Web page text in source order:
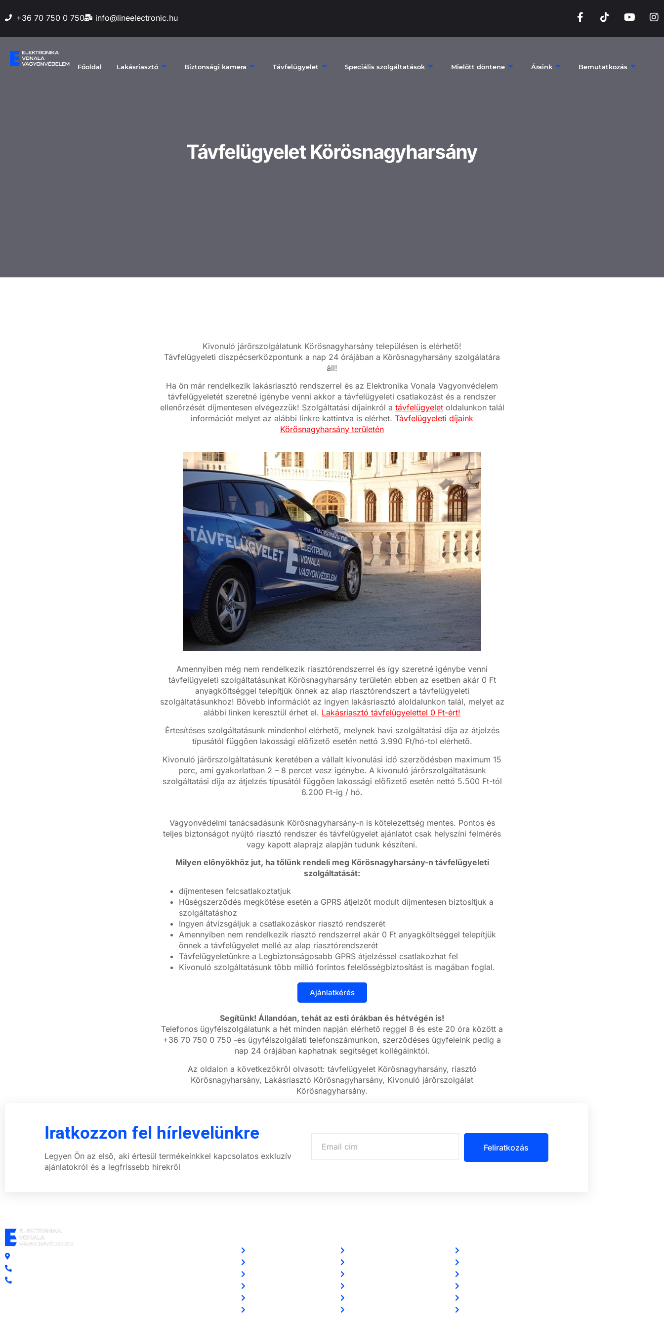
+36 70 750 0 750 info@lineelectronic.hu
Főoldal Lakásriasztó Biztonsági kamera Távfelügyelet Speciális szolgáltatások Mielőtt döntene Áraink Bemutatkozás
Távfelügyelet Körösnagyharsány
Kivonuló járőrszolgálatunk Körösnagyharsány településen is elérhető!
Távfelügyeleti diszpécserközpontunk a nap 24 órájában a Körösnagyharsány szolgálatára
áll!
Ha ön már rendelkezik lakásriasztó rendszerrel és az Elektronika Vonala Vagyonvédelem
távfelügyeletét szeretné igénybe venni akkor a távfelügyeleti csatlakozást és a rendszer
ellenőrzését díjmentesen elvégezzük! Szolgáltatási díjainkról a távfelügyeletoldalunkon talál
információt melyet az alábbi linkre kattintva is elérhet. Távfelügyeleti díjaink
Körösnagyharsány területén
Amennyiben még nem rendelkezik riasztórendszerrel és így szeretné igénybe venni
távfelügyeleti szolgáltatásunkat Körösnagyharsány területén ebben az esetben akár 0 Ft
anyagköltséggel telepítjük önnek az alap riasztórendszert a távfelügyeleti
szolgáltatásunkhoz! Bővebb információt az ingyen lakásriasztó aloldalunkon talál, melyet az
alábbi linken keresztül érhet el. Lakásriasztó távfelügyelettel 0 Ft-ért!
Értesítéses szolgáltatásunk mindenhol elérhető, melynek havi szolgáltatási díja az átjelzés
típusától függően lakossági előfizető esetén nettó 3.990 Ft/hó-tol elérhető.
Kivonuló járőrszolgáltatásunk keretében a vállalt kivonulási idő szerződésben maximum 15
perc, ami gyakorlatban 2 – 8 percet vesz igénybe. A kivonuló járőrszolgáltatásunk
szolgáltatási díja az átjelzés típusától függően lakossági előfizető esetén nettó 5.500 Ft-tól
6.200 Ft-ig / hó.
Vagyonvédelmi tanácsadásunk Körösnagyharsány-n is kötelezettség mentes. Pontos és
teljes biztonságot nyújtó riasztó rendszer és távfelügyelet ajánlatot csak helyszíni felmérés
vagy kapott alaprajz alapján tudunk készíteni.
Milyen előnyökhöz jut, ha tőlünk rendeli meg Körösnagyharsány-n távfelügyeleti
szolgáltatását:
díjmentesen felcsatlakoztatjuk
Hűségszerződés megkötése esetén a GPRS átjelzőt modult díjmentesen biztosítjuk a
szolgáltatáshoz
Ingyen átvizsgáljuk a csatlakozáskor riasztó rendszerét
Amennyiben nem rendelkezik riasztó rendszerrel akár 0 Ft anyagköltséggel telepítjük
önnek a távfelügyelet mellé az alap riasztórendszerét
Távfelügyeletünkre a Legbiztonságosabb GPRS átjelzéssel csatlakozhat fel
Kivonuló szolgáltatásunk több millió forintos felelősségbiztosítást is magában foglal.
Segítünk! Állandóan, tehát az esti órákban és hétvégén is!
Telefonos ügyfélszolgálatunk a hét minden napján elérhető reggel 8 és este 20 óra között a
+36 70 750 0 750 -es ügyfélszolgálati telefonszámunkon, szerződéses ügyfeleink pedig a
nap 24 órájában kaphatnak segítséget kollégáinktól.
Az oldalon a következőkről olvasott: távfelügyelet Körösnagyharsány, riasztó
Körösnagyharsány, Lakásriasztó Körösnagyharsány, Kivonuló járőrszolgálat
Körösnagyharsány.
Iratkozzon fel hírlevelünkre
Legyen Ön az első, aki értesül termékeinkkel kapcsolatos exkluzív
ajánlatokról és a legfrissebb hírekről
Feliratkozás